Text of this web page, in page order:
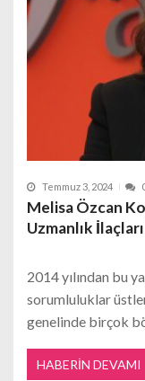
Temmuz 3, 2024
Melisa Özcan
Uzmanlık
2014 yılından bu
sorumluluklar
genelinde birçok
HABERIN DEVAMI